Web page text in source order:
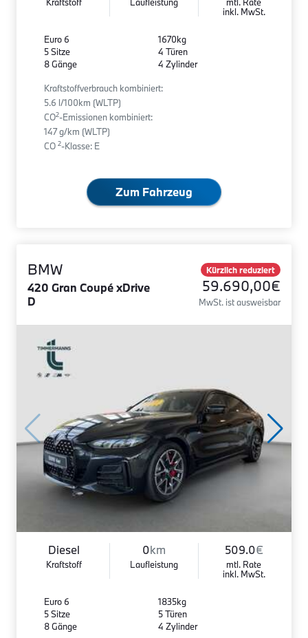
inkl. MwSt.
Euro 6
5 Sitze
8 Gänge
1670kg
4 Türen
4 Zylinder
Kraftstoffverbrauch kombiniert:
5.6 l/100km (WLTP)
CO2-Emissionen kombiniert:
147 g/km (WLTP)
CO 2-Klasse: E
Zum Fahrzeug
BMW
420 Gran Coupé xDrive
D
Kürzlich reduziert
59.690,00€
MwSt. ist ausweisbar
Diesel
Kraftstoff
0km
Laufleistung
509.0€
mtl. Rate
inkl. MwSt.
Euro 6
5 Sitze
8 Gänge
1835kg
5 Türen
4 Zylinder